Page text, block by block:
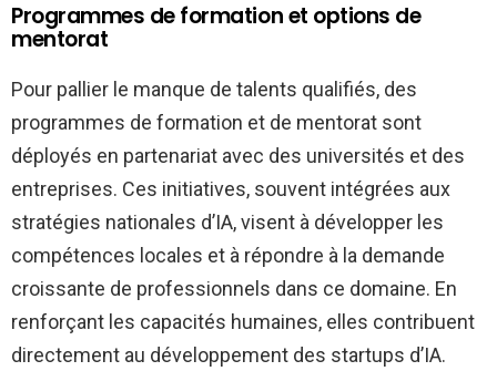
Programmes de formation et options de
mentorat
Pour pallier le manque de talents qualifiés, des
programmes de formation et de mentorat sont
déployés en partenariat avec des universités et des
entreprises. Ces initiatives, souvent intégrées aux
stratégies nationales d’IA, visent à développer les
compétences locales et à répondre à la demande
croissante de professionnels dans ce domaine. En
renforçant les capacités humaines, elles contribuent
directement au développement des startups d’IA.